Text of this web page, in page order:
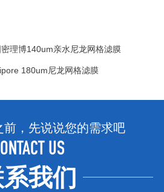
理博140um亲水尼龙网格滤膜
180um尼龙网格滤膜
前，先说说您的需求吧
US
我们